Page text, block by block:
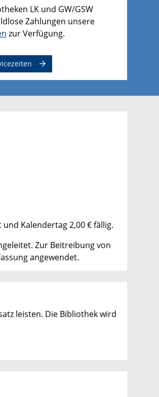
LK und GW/GSW
Zahlungen unsere
zur Verfügung.
Kalendertag 2,00 € fällig.
Zur Beitreibung von
angewendet.
leisten. Die Bibliothek wird